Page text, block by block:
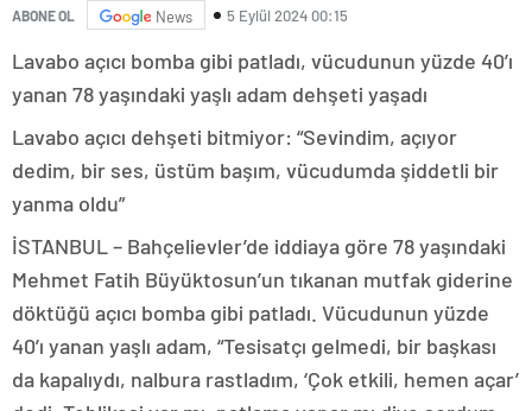
ABONE OL News 5 Eylül 2024 00:15
Lavabo açıcı bomba gibi patladı, vücudunun yüzde 40’ı
yanan 78 yaşındaki yaşlı adam dehşeti yaşadı
Lavabo açıcı dehşeti bitmiyor: “Sevindim, açıyor
dedim, bir ses, üstüm başım, vücudumda şiddetli bir
yanma oldu”
İSTANBUL – Bahçelievler’de iddiaya göre 78 yaşındaki
Mehmet Fatih Büyüktosun’un tıkanan mutfak giderine
döktüğü açıcı bomba gibi patladı. Vücudunun yüzde
40’ı yanan yaşlı adam, “Tesisatçı gelmedi, bir başkası
da kapalıydı, nalbura rastladım, ‘Çok etkili, hemen açar’